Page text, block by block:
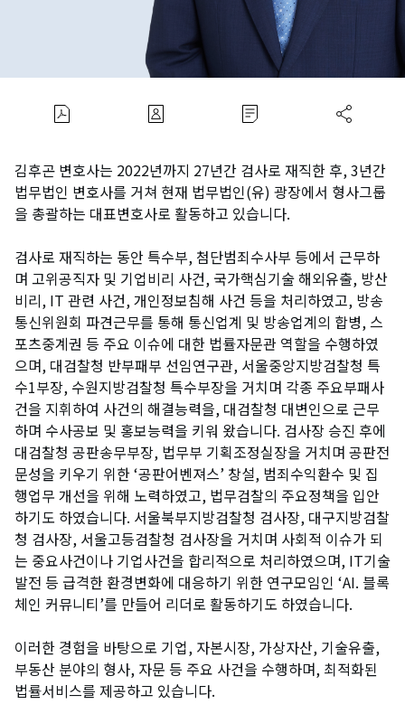
김후곤 변호사는 2022년까지 27년간 검사로 재직한 후, 3년간
법무법인 변호사를 거쳐 현재 법무법인(유) 광장에서 형사그룹
을 총괄하는 대표변호사로 활동하고 있습니다.
검사로 재직하는 동안 특수부, 첨단범죄수사부 등에서 근무하
며 고위공직자 및 기업비리 사건, 국가핵심기술 해외유출, 방산
비리, IT 관련 사건, 개인정보침해 사건 등을 처리하였고, 방송
통신위원회 파견근무를 통해 통신업계 및 방송업계의 합병, 스
포츠중계권 등 주요 이슈에 대한 법률자문관 역할을 수행하였
으며, 대검찰청 반부패부 선임연구관, 서울중앙지방검찰청 특
수1부장, 수원지방검찰청 특수부장을 거치며 각종 주요부패사
건을 지휘하여 사건의 해결능력을, 대검찰청 대변인으로 근무
하며 수사공보 및 홍보능력을 키워 왔습니다. 검사장 승진 후에
대검찰청 공판송무부장, 법무부 기획조정실장을 거치며 공판전
문성을 키우기 위한 ‘공판어벤져스’ 창설, 범죄수익환수 및 집
행업무 개선을 위해 노력하였고, 법무검찰의 주요정책을 입안
하기도 하였습니다. 서울북부지방검찰청 검사장, 대구지방검찰
청 검사장, 서울고등검찰청 검사장을 거치며 사회적 이슈가 되
는 중요사건이나 기업사건을 합리적으로 처리하였으며, IT기술
발전 등 급격한 환경변화에 대응하기 위한 연구모임인 ‘AI. 블록
체인 커뮤니티’를 만들어 리더로 활동하기도 하였습니다.
이러한 경험을 바탕으로 기업, 자본시장, 가상자산, 기술유출,
부동산 분야의 형사, 자문 등 주요 사건을 수행하며, 최적화된
법률서비스를 제공하고 있습니다.